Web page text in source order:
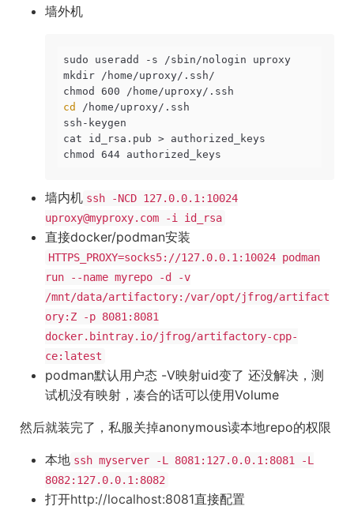
墙外机
sudo useradd -s /sbin/nologin uproxy
mkdir /home/uproxy/.ssh/
cd /home/uproxy/.ssh
ssh-keygen
cat id_rsa.pub > authorized_keys
chmod 644 authorized_keys
墙内机 ssh -NCD 127.0.0.1:10024
uproxy@myproxy.com -i id_rsa
直接docker/podman安装
HTTPS_PROXY=socks5://127.0.0.1:10024 podman
run --name myrepo -d -v
/mnt/data/artifactory:/var/opt/jfrog/artifact
ory:Z -p 8081:8081
docker.bintray.io/jfrog/artifactory-cpp-
ce:latest
podman默认用户态 -V映射uid变了 还没解决，测
试机没有映射，凑合的话可以使用Volume
然后就装完了，私服关掉anonymous读本地repo的权限
本地 ssh myserver -L 8081:127.0.0.1:8081 -L
8082:127.0.0.1:8082
打开http://localhost:8081直接配置